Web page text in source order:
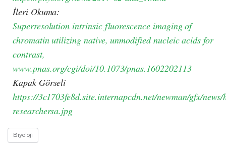
İleri Okuma:
Superresolution intrinsic fluorescence imaging of
chromatin utilizing native, unmodified nucleic acids for
contrast,
www.pnas.org/cgi/doi/10.1073/pnas.1602202113
Kapak Görseli
https://3c1703fe8d.site.internapcdn.net/newman/gfx/
researchersa.jpg
Biyoloji